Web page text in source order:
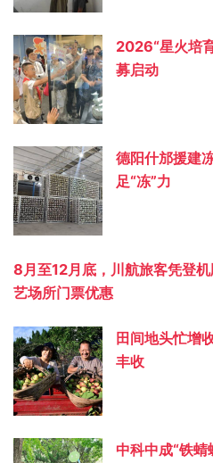
2026“星火培
募启动
德阳什邡援建
足“冻”力
8月至12月底，川航旅客凭登
艺场所门票优惠
田间地头忙增
丰收
中科中成“铁